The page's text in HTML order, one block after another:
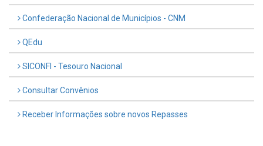
Confederação Nacional de Municípios - CNM
QEdu
SICONFI - Tesouro Nacional
Consultar Convênios
Receber Informações sobre novos Repasses